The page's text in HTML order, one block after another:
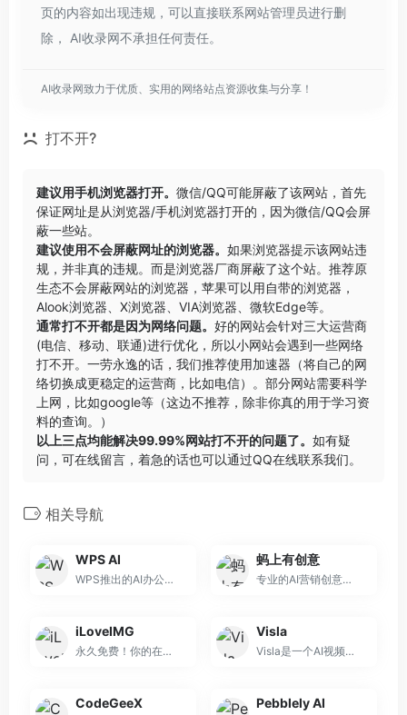
页的内容如出现违规，可以直接联系网站管理员进行删
除， AI收录网不承担任何责任。
AI收录网致力于优质、实用的网络站点资源收集与分享！
打不开?
建议用手机浏览器打开。 微信/QQ可能屏蔽了该网站，首先
保证网址是从浏览器/手机浏览器打开的，因为微信/QQ会屏
蔽一些站。
建议使用不会屏蔽网址的浏览器。 如果浏览器提示该网站违
规，并非真的违规。而是浏览器厂商屏蔽了这个站。推荐原
生态不会屏蔽网站的浏览器，苹果可以用自带的浏览器，
Alook浏览器
X浏览器 VIA浏览器 微软Edge等。
通常打不开都是因为网络问题。 好的网站会针对三大运营商
(电信、移动、联通)进行优化，所以小网站会遇到一些网络
打不开。一劳永逸的话，我们推荐使用加速器（将自己的网
络切换成更稳定的运营商，比如电信）。部分网站需要科学
上网，比如google等（这边不推荐，除非你真的用于学习资
料的查询。）
以上三点均能解决99.99%网站打不开的问题了。 如有疑
问，可在线留言，着急的话也可以通过QQ在线联系我们。
相关导航
WPS AI
WPS推出的AI办公助手
蚂上有创意
专业的AI营销创意平台，AI帮你轻松搞定Banner设计、商品图优化、海报设计，素材图优化。更有AI创意诊断助手，基于大数据帮你分析高点击率营销素材的秘密，助力商家营销获得高回报。内置海量免费商用素材/模板，一站搞定设计。AIGC功能也超简单，自由对话模式，聊聊天就把创意图做好了！
iLoveIMG
永久免费！你的在线图片多功能编辑器！
Visla
Visla是一个AI视频生成制作工具，使用人工智能技术来帮助团队快速高效地制作高质量的视频。Visla有一个简单易用的视频制作器，一个基于转录的编辑工具，可以让你在任何地方、任何时候创建、管理和分享你的视频，无论是用于营销、销售还是团队沟通目的。
CodeGeeX Pebblely AI